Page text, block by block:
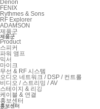
Denon
FENIX
Rythmes & Sons
RF Explorer
ADAMSON
제품군
제품군
Product
스피커
파워 앰프
믹서
마이크
무선 & RF 시스템
오디오 네트워크 / DSP / 컨트롤
비디오 / 스트리밍 / AV
스테이지 & 리깅
케이블 & 연결
홍보센터
홍보센터